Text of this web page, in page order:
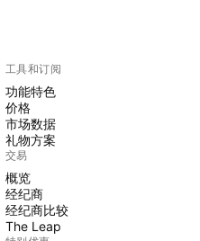
工具和订阅
功能特色
价格
市场数据
礼物方案
交易
概览
经纪商
经纪商比较
The Leap